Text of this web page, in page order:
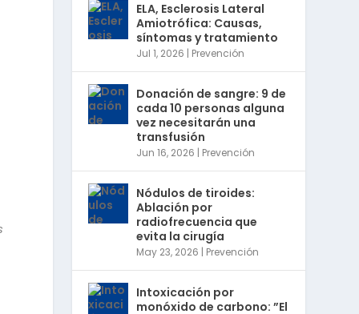
ELA, Esclerosis Lateral
Amiotrófica: Causas,
síntomas y tratamiento
Jul 1, 2026 | Prevención
Donación de sangre: 9 de
cada 10 personas alguna
vez necesitarán una
transfusión
Jun 16, 2026 | Prevención
Nódulos de tiroides:
Ablación por
radiofrecuencia que
evita la cirugía
May 23, 2026 | Prevención
Intoxicación por
monóxido de carbono: ”El